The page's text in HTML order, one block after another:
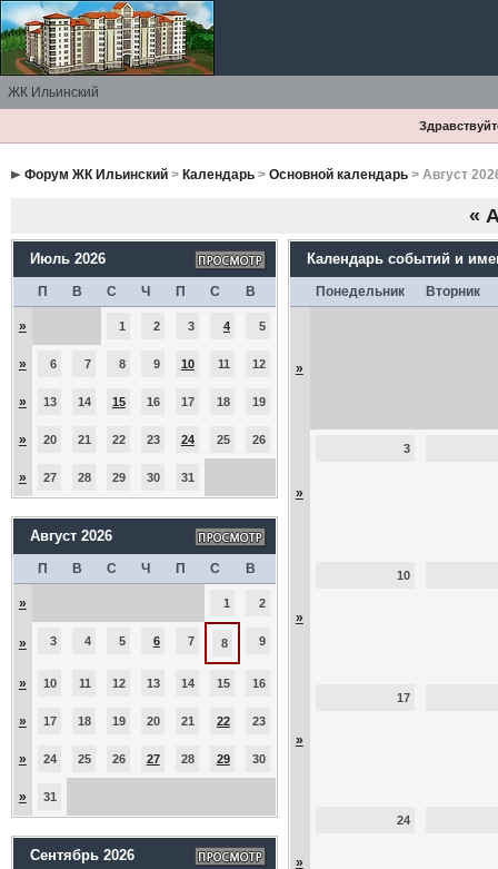
ЖК Ильинский
Форум ЖК Ильинский> Календарь> Основной календарь> Август
«
Июль 2026
П В С Ч П С В
» 1 2 3 4 5
» 6 7 8 9 10 11 12
» 13 14 15 16 17 18 19
» 20 21 22 23 24 25 26
» 27 28 29 30 31
Август 2026
П В С Ч П С В
» 1 2
» 3 4 5 6 7 8 9
» 10 11 12 13 14 15 16
» 17 18 19 20 21 22 23
» 24 25 26 27 28 29 30
» 31
Сентябрь 2026
Календарь событий и
Понедельник Вторник
»
»
3
»
10
»
17
»
24